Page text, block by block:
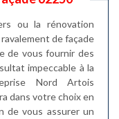
ou la rénovation
de façade
de vous fournir des
impeccable à la
Nord Artois
dans votre choix en
de vous assurer un